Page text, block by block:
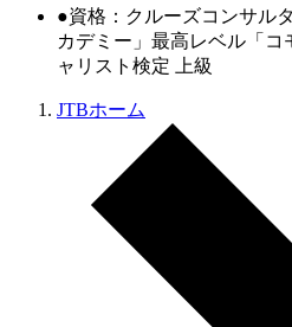
●資格：クルーズコンサル
カデミー」最高レベル「
ャリスト検定 上級
JTBホーム